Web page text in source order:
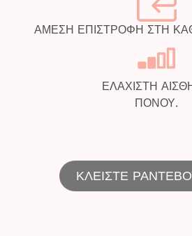
ΑΜΕΣΗ ΕΠΙΣΤΡΟΦΗ ΣΤΗ
ΕΛΑΧΙΣΤΗ
ΠΟΝΟΥ.
ΚΛΕΙΣΤΕ